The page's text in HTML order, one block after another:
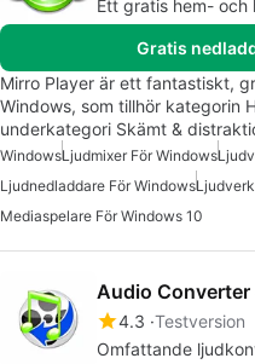
Ett gratis hem-
Gratis
Mirro Player är ett fantastiskt,
Windows, som tillhör kategorin
underkategori Skämt &
WindowsLjudmixer För Windows
Ljudnedladdare För Windows
Mediaspelare För Windows 10
Audio Converter
4.3 Testversion
Omfattande